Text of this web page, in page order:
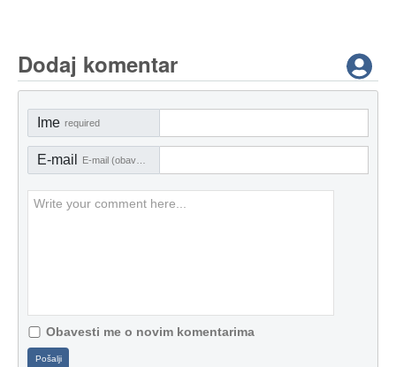
Dodaj komentar
Ime required
E-mail
Obavesti me o novim komentarima
Pošalji